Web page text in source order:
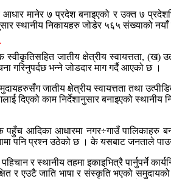
मानेर ७ प्रदेश बनाइएको र उक्त ७
स्थानीय निकायहरु जोडेर ५६५ संख्याको नयाँ
स्वीकृतिसहित जातीय क्षेत्रीय स्वायत्तता,
गरिनुपर्दछ भन्ने जोडदार माग गर्दै आएको छ ।
जातीय क्षेत्रीय स्वायत्तता तथा
दिएको काम निर्देशानुसार बनाइएको
आदिका आधारमा नगर÷गाउँ पालिकाहरु
पनि प्रश्न उठेको छ । के यसबाट जनताले
र स्थानीय तहमा इकाइभित्रै पार्नुपर्ने
र एउटै जाति भाषा र संस्कृति भएको